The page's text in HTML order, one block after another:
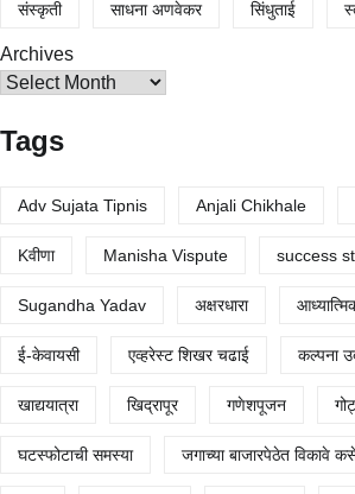
संस्कृती साधना अणवेकर सिंधुताई
Archives
Tags
Adv Sujata Tipnis Anjali Chikhale
Kवीणा Manisha Vispute success
Sugandha Yadav अक्षरधारा
ई-केवायसी एव्हरेस्ट शिखर चढाई कल्पना
खाद्ययात्रा खिद्रापूर गणेशपूजन
घटस्फोटाची समस्या जगाच्या बाजारपेठेत विकावे